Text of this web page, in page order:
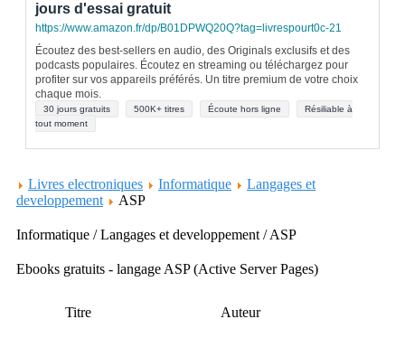
jours d'essai gratuit
https://www.amazon.fr/dp/B01DPWQ20Q?tag=livrespourt0c-21
Écoutez des best-sellers en audio, des Originals exclusifs et des
podcasts populaires. Écoutez en streaming ou téléchargez pour
profiter sur vos appareils préférés. Un titre premium de votre choix
chaque mois.
30 jours gratuits 500K+ titres Écoute hors ligne
Résiliable à
tout moment
Livres electroniques Informatique
Langages et
developpement
ASP
Informatique / Langages et developpement / ASP
Ebooks gratuits - langage ASP (Active Server Pages)
Titre Auteur